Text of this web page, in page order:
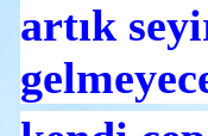
artık